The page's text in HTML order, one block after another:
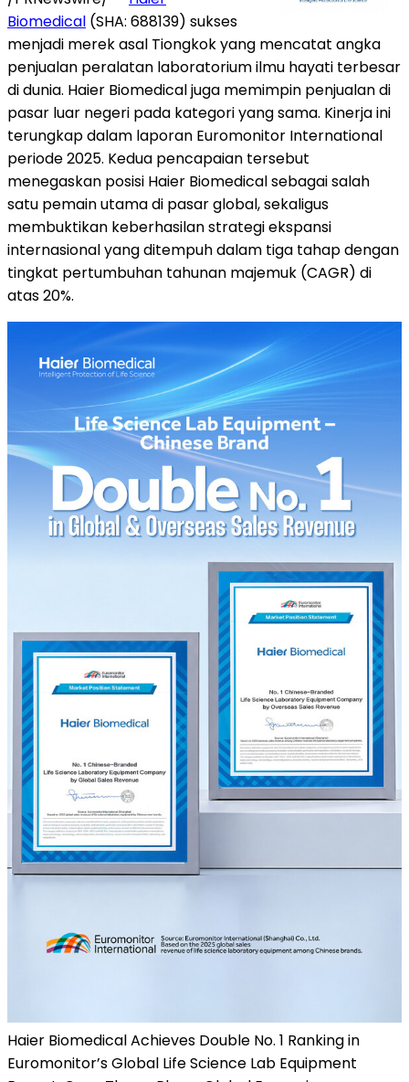
Biomedical (SHA: 688139) sukses
menjadi merek asal Tiongkok yang mencatat angka
penjualan peralatan laboratorium ilmu hayati terbesar
di dunia. Haier Biomedical juga memimpin penjualan di
pasar luar negeri pada kategori yang sama. Kinerja ini
terungkap dalam laporan Euromonitor International
periode 2025. Kedua pencapaian tersebut
menegaskan posisi Haier Biomedical sebagai salah
satu pemain utama di pasar global, sekaligus
membuktikan keberhasilan strategi ekspansi
internasional yang ditempuh dalam tiga tahap dengan
tingkat pertumbuhan tahunan majemuk (CAGR) di
atas 20%.
Haier Biomedical Achieves Double No. 1 Ranking in
Euromonitor’s Global Life Science Lab Equipment